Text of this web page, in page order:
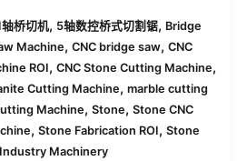
桥切机, 5轴数控桥式切割锯, Bridge
Machine,CNC bridge saw,CNC
ROI,CNC Stone Cutting Machine,
Cutting Machine,marble cutting
Machine,Stone,Stone CNC
,Stone Fabrication ROI,Stone
Machinery